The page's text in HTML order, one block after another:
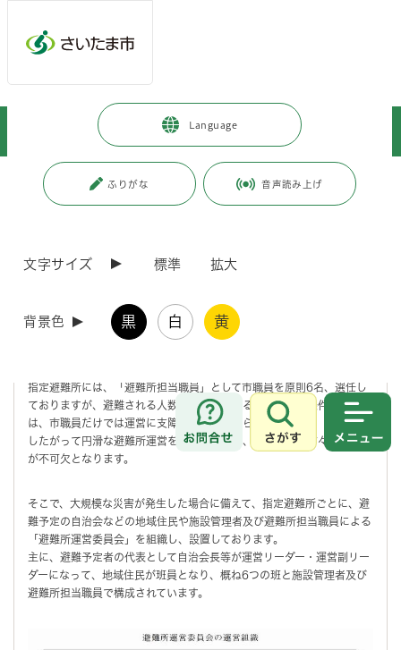
Language
ふりがな 音声読み上げ
文字サイズ 標準 拡大
背景色 黒 白 黄
お問合せ
さがす
見沼区 安心・安全のために 避難所
避難所運営委員会の運営に御協力ください
更新日付：2025年6月12日 / ページ番号：C011015
自助、共助、公助の役割分担と連携による災害に強いまちづくりを目指
指定避難所には、「避難所担当職員」として市職員を原則6名、選任し
ておりますが、避難される人数や長期間に渡る場合など、条件によって
は、市職員だけでは運営に支障がでると考えられます。
したがって円滑な避難所運営を行うためには、避難される方々の御協力
が不可欠となります。
そこで、大規模な災害が発生した場合に備えて、指定避難所ごとに、避
難予定の自治会などの地域住民や施設管理者及び避難所担当職員による
「避難所運営委員会」を組織し、設置しております。
主に、避難予定者の代表として自治会長等が運営リーダー・運営副リー
ダーになって、地域住民が班員となり、概ね6つの班と施設管理者及び
避難所担当職員で構成されています。